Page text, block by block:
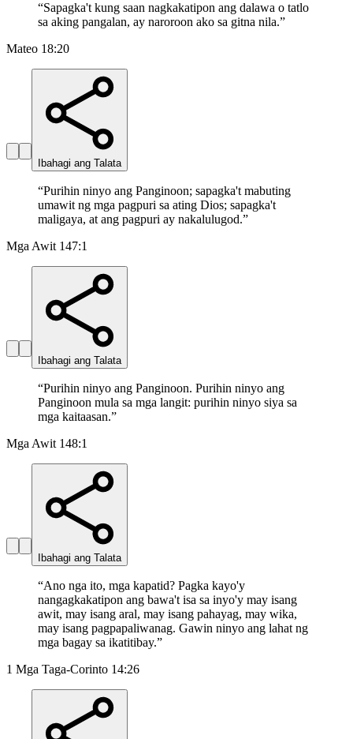
“Sapagka't kung saan nagkakatipon ang dalawa o tatlo
sa aking pangalan, ay naroroon ako sa gitna nila.”
Mateo 18:20
Ibahagi ang Talata
“Purihin ninyo ang Panginoon; sapagka't mabuting
umawit ng mga pagpuri sa ating Dios; sapagka't
maligaya, at ang pagpuri ay nakalulugod.”
Mga Awit 147:1
Ibahagi ang Talata
“Purihin ninyo ang Panginoon. Purihin ninyo ang
Panginoon mula sa mga langit: purihin ninyo siya sa
mga kaitaasan.”
Mga Awit 148:1
Ibahagi ang Talata
“Ano nga ito, mga kapatid? Pagka kayo'y
nangagkakatipon ang bawa't isa sa inyo'y may isang
awit, may isang aral, may isang pahayag, may wika,
may isang pagpapaliwanag. Gawin ninyo ang lahat ng
mga bagay sa ikatitibay.”
1 Mga Taga-Corinto 14:26